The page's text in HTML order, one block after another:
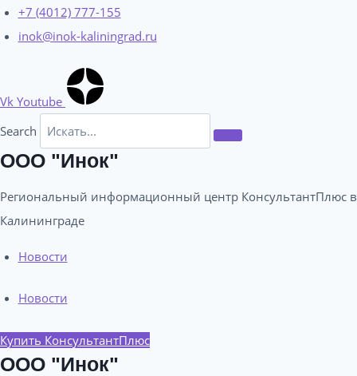
Перейти
к
+7 (4012) 777-155
inok@inok-kaliningrad.ru
Vk Youtube
Search
ООО "Инок"
Региональный информационный центр КонсультантПлюс в
Калининграде​
Новости
Новости
Купить КонсультантПлюс
ООО "Инок"